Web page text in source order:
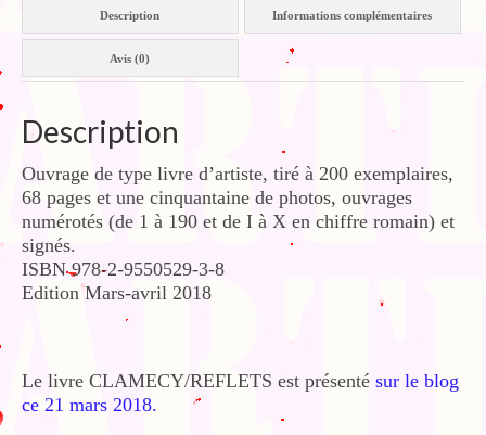
Description Informations complémentaires
Avis (0)
Description
Ouvrage de type livre d’artiste, tiré à 200 exemplaires,
68 pages et une cinquantaine de photos, ouvrages
numérotés (de 1 à 190 et de I à X en chiffre romain) et
signés.
ISBN 978-2-9550529-3-8
Edition Mars-avril 2018
Le livre CLAMECY/REFLETS est présenté sur le blog
ce 21 mars 2018.